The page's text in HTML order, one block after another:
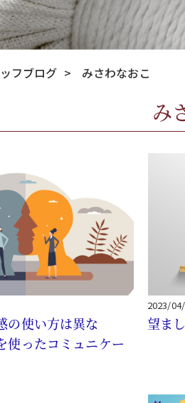
フブログ > みさわなおこ
み
の使い方は異な
使ったコミュニケー
2023/
望ま